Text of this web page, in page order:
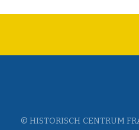
© HISTORISCH CENTRUM